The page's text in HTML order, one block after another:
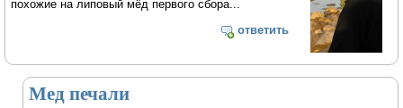
похожие на липовый мёд первого сбора...
ответить
Мед печали